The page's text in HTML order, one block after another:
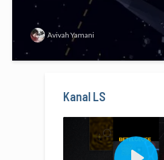
Avivah Yamani
Kanal LS